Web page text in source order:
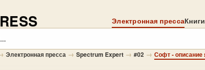
Электронная прессаКниги
Электронная пресса → Spectrum Expert → #02 →